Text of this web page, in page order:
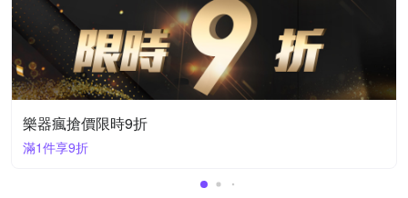
樂器瘋搶價限時9折
滿1件享9折